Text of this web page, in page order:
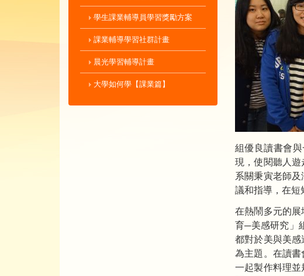
學生課業輔導員學習獎勵方案
課業輔導學習社群計畫
晨光學習輔導計畫
大學如何學【課業篇】
組優良讀書會
現，使閱聽人
系關秉寅老師
議和指導，在短
在熱鬧多元的
育─美感研究」
都對於美與美
為主題。在讀
一起製作料理